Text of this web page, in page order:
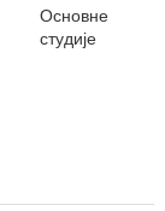
Основне
студије